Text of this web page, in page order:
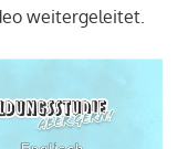
weitergeleitet.